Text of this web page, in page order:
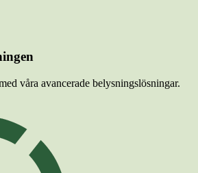
våra avancerade belysningslösningar.